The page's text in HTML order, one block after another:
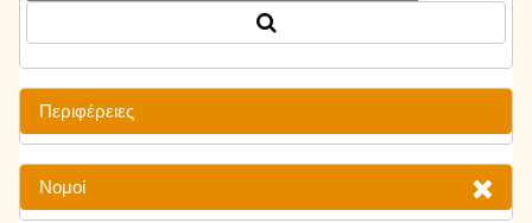
Περιφέρειες
Νομοί